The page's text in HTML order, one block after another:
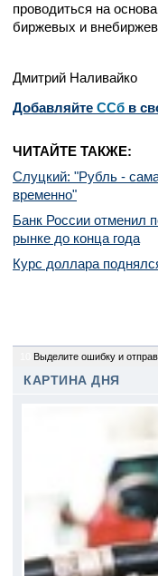
проводиться на
биржевых и
Дмитрий Наливайко
Добавляйте CСб в
ЧИТАЙТЕ ТАКЖЕ:
Слуцкий: "Рубль -
временно"
Банк России отменил
рынке до конца года
Курс доллара
Выделите ошибку и
КАРТИНА ДНЯ